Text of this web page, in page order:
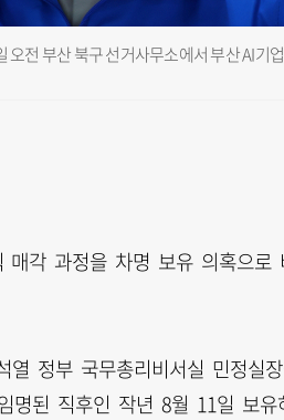
전 부산 북구 선거사무소에서 부산 AI기업
각 과정을 차명 보유 의혹으로
정부 국무총리비서실 민정실
명된 직후인 작년 8월 11일 보